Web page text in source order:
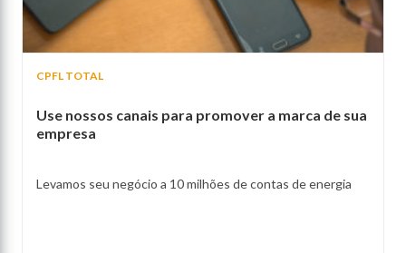
CPFL TOTAL
Use nossos canais para promover a marca de sua
empresa
Levamos seu negócio a 10 milhões de contas de energia